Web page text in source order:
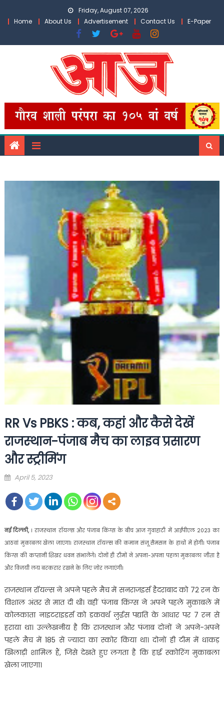
Friday, August 07, 2026
Home
About Us Advertisement Contact Us E-Paper
RR Vs PBKS : कब, कहां और कैसे देखें
राजस्‍थान-पंजाब मैच का लाइव प्रसारण
और स्‍ट्रीमिंग
Posted
April 5, 2023
नई दिल्‍ली, । राजस्‍थान रॉयल्‍स और पंजाब किंग्‍स के बीच आज गुवाहाटी में आईपीएल 2023 का
आठवां मुकाबला खेला जाएगा। राजस्‍थान रॉयल्‍स की कमान संजू सैमसन के हाथों में होगी। पंजाब
किंग्‍स की कप्‍तानी शिखर धवन संभालेंगे। दोनों ही टीमों ने अपना-अपना पहला मुकाबला जीता है
और विजयी लय बरकरार रखने के लिए जोर लगाएंगी।
राजस्‍थान रॉयल्‍स ने अपने पहले मैच में सनराजइर्स हैदराबाद को 72 रन के
विशाल अंतर से मात दी थी। वहीं पंजाब किंग्‍स ने अपने पहले मुकाबले में
कोलकाता नाइटराइडर्स को डकवर्थ लुईस पद्यति के आधार पर 7 रन से
हराया था। उल्‍लेखनीय है कि राजस्‍थान और पंजाब दोनों ने अपने-अपने
पहले मैच में 185 से ज्‍यादा का स्‍कोर किया था। दोनों ही टीम में धाकड़
खिलाड़ी शामिल हैं, जिसे देखते हुए लगता है कि हाई स्‍कोरिंग मुकाबला
खेला जाएगा।